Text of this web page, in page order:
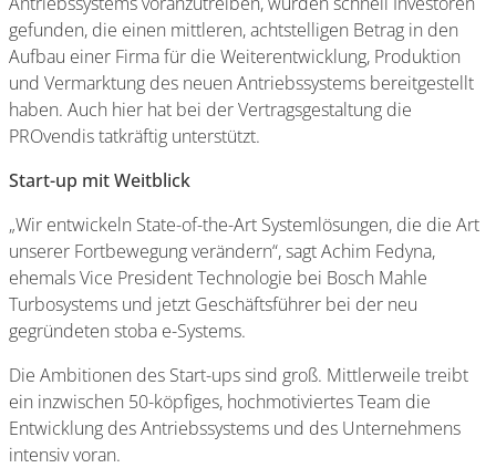
gefunden, die einen mittleren, achtstelligen Betrag in den
Aufbau einer Firma für die Weiterentwicklung, Produktion
und Vermarktung des neuen Antriebssystems bereitgestellt
haben. Auch hier hat bei der Vertragsgestaltung die
PROvendis tatkräftig unterstützt.
Start-up mit Weitblick
„Wir entwickeln State-of-the-Art Systemlösungen, die die Art
unserer Fortbewegung verändern“, sagt Achim Fedyna,
ehemals Vice President Technologie bei Bosch Mahle
Turbosystems und jetzt Geschäftsführer bei der neu
gegründeten stoba e-Systems.
Die Ambitionen des Start-ups sind groß. Mittlerweile treibt
ein inzwischen 50-köpfiges, hochmotiviertes Team die
Entwicklung des Antriebssystems und des Unternehmens
intensiv voran.